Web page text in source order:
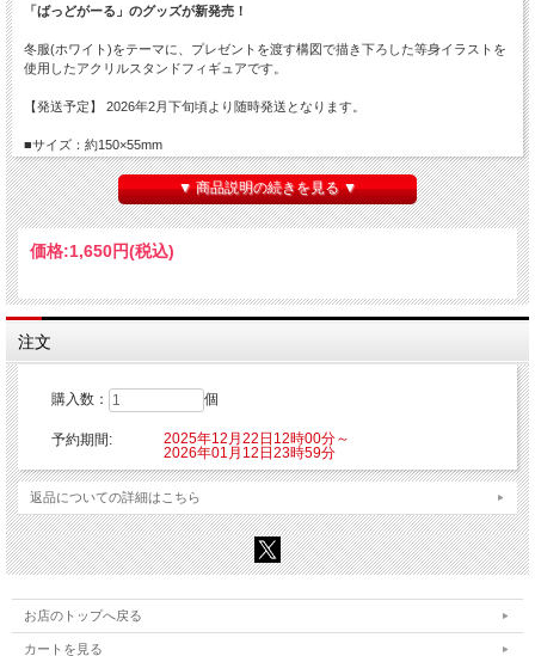
「ばっどがーる」のグッズが新発売！
冬服(ホワイト)をテーマに、プレゼントを渡す構図で描き下ろした等身イラストを
使用したアクリルスタンドフィギュアです。
【発送予定】 2026年2月下旬頃より随時発送となります。
■サイズ：約150×55mm
■素材：アクリル
【ご注意】
※こちらの商品はご注文時にクレジットカード決済承認（課金）を行います。予め
ご了承ください。
※他の商品を一緒にご購入した場合もご注文時にカード決済承認（課金）を行いま
※受注生産商品のため、お申込み後のキャンセルはできません。予めご了承くださ
い。
※他商品と一緒に購入した場合、予約商品と一緒に発送となります。
▼ 商品説明の続きを見る ▼
価格:1,650円(税込)
注文
購入数： 個
予約期間:
2025年12月22日12時00分～
2026年01月12日23時59分
返品についての詳細はこちら
お店のトップへ戻る
カートを見る